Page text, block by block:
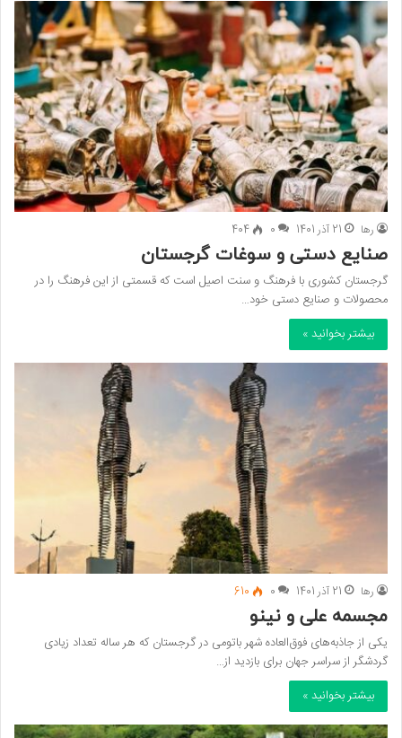
رها 21 آذر 1401 0
404
صنایع دستی و سوغات گرجستان
گرجستان کشوری با فرهنگ و سنت اصیل است که قسمتی از این فرهنگ را در
محصولات و صنایع دستی خود…
بیشتر بخوانید »
رها 21 آذر 1401 0
610
مجسمه علی و نینو
یکی از جاذبه‌های‌ فوق‌العاده شهر باتومی در گرجستان که هر ساله تعداد زیادی
گردشگر از سراسر جهان برای بازدید از…
بیشتر بخوانید »